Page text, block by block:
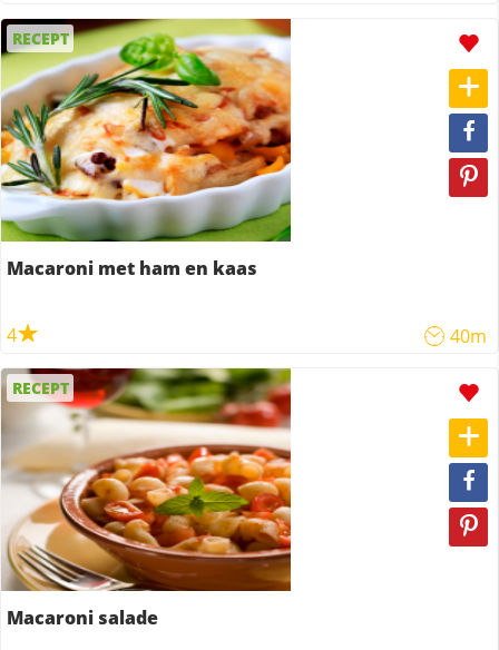
RECEPT
Macaroni met ham en kaas
4 40m
RECEPT
Macaroni salade